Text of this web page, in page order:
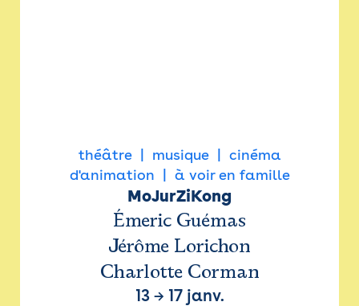
théâtre musique
cinéma
d'animation
à voir en famille
MoJurZiKong
Émeric Guémas
Jérôme Lorichon
Charlotte Corman
13→ 17 janv.